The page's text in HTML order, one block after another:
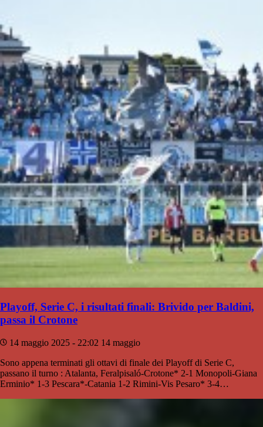
Playoff, Serie C, i risultati finali: Brivido per Baldini,
passa il Crotone
14 maggio 2025 - 22:02 14 maggio
Sono appena terminati gli ottavi di finale dei Playoff di Serie C,
passano il turno : Atalanta, Feralpisaló-Crotone* 2-1 Monopoli-Giana
Erminio* 1-3 Pescara*-Catania 1-2 Rimini-Vis Pesaro* 3-4…